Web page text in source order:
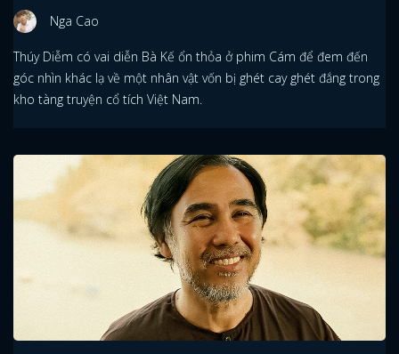
Nga Cao
Thúy Diễm có vai diễn Bà Kế ổn thỏa ở phim Cám để đem đến
góc nhìn khác lạ về một nhân vật vốn bị ghét cay ghét đắng trong
kho tàng truyện cổ tích Việt Nam.